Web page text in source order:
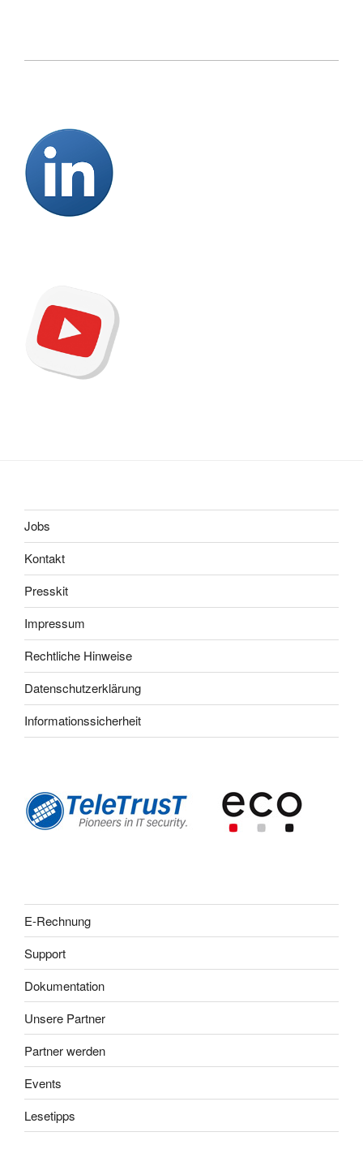
Jobs
Kontakt
Presskit
Impressum
Rechtliche Hinweise
Datenschutzerklärung
Informationssicherheit
E-Rechnung
Support
Dokumentation
Unsere Partner
Partner werden
Events
Lesetipps